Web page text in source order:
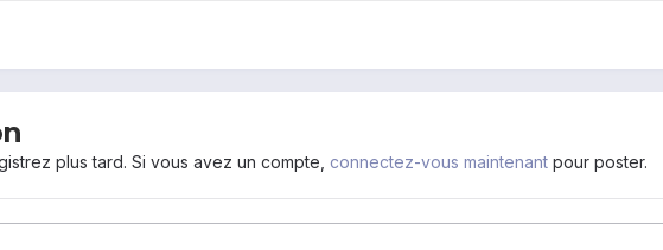
plus tard. Si vous avez un compte, connectez-vous maintenant pour poster.